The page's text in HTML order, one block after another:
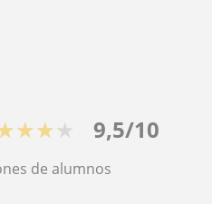
9,5/10
de alumnos